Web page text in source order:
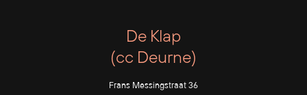
De Klap
(cc Deurne)
Frans Messingstraat 36